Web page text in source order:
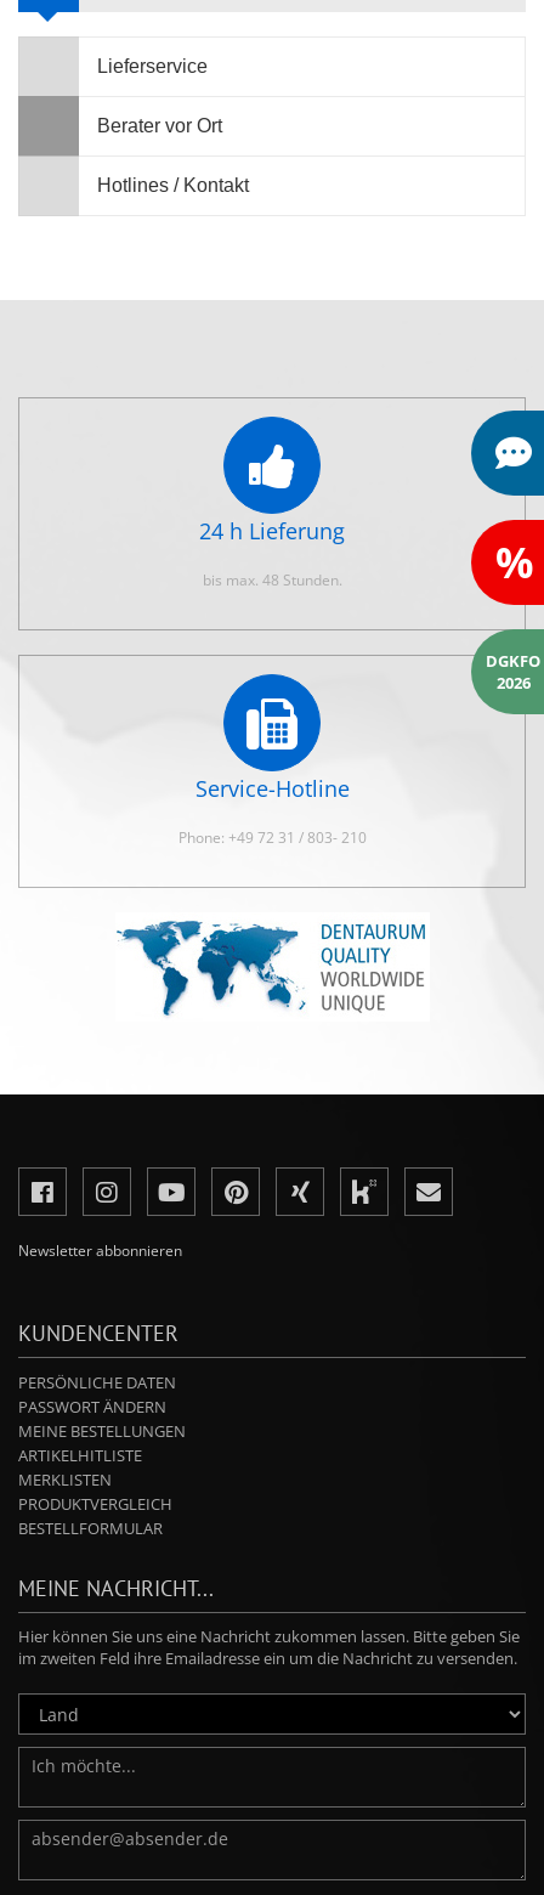
Lieferservice
Berater vor Ort
Hotlines / Kontakt
24 h Lieferung
bis max. 48 Stunden.
Service-Hotline
Phone: +49 72 31 / 803- 210
Newsletter abbonnieren
KUNDENCENTER
PERSÖNLICHE DATEN
PASSWORT ÄNDERN
MEINE BESTELLUNGEN
ARTIKELHITLISTE
MERKLISTEN
PRODUKTVERGLEICH
BESTELLFORMULAR
MEINE NACHRICHT...
Hier können Sie uns eine Nachricht zukommen lassen. Bitte geben Sie
im zweiten Feld ihre Emailadresse ein um die Nachricht zu versenden.
%
DGKFO
2026